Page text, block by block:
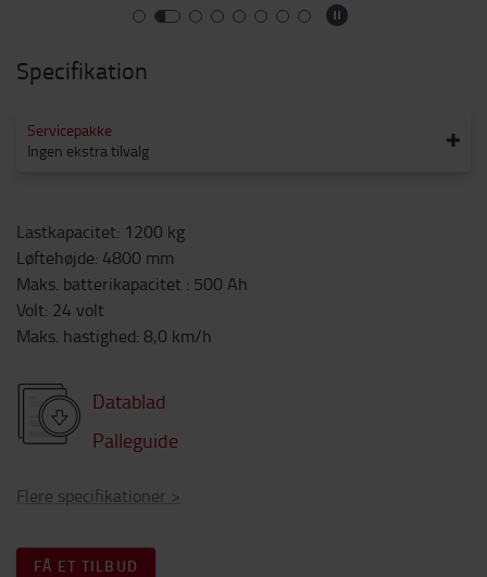
Specifikation
Servicepakke
Ingen ekstra tilvalg
Lastkapacitet: 1200 kg
Løftehøjde: 4800 mm
Maks. batterikapacitet : 500 Ah
Volt: 24 volt
Maks. hastighed: 8,0 km/h
Datablad
Palleguide
Flere specifikationer >
FÅ ET TILBUD